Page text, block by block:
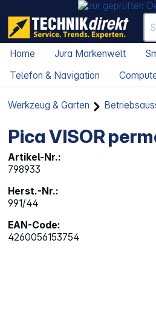
Home Jura Markenwelt
Telefon & Navigation
Werkzeug & Garten
Pica VISOR
Artikel-Nr.:
798933
Herst.-Nr.:
991/44
EAN-Code:
4260056153754